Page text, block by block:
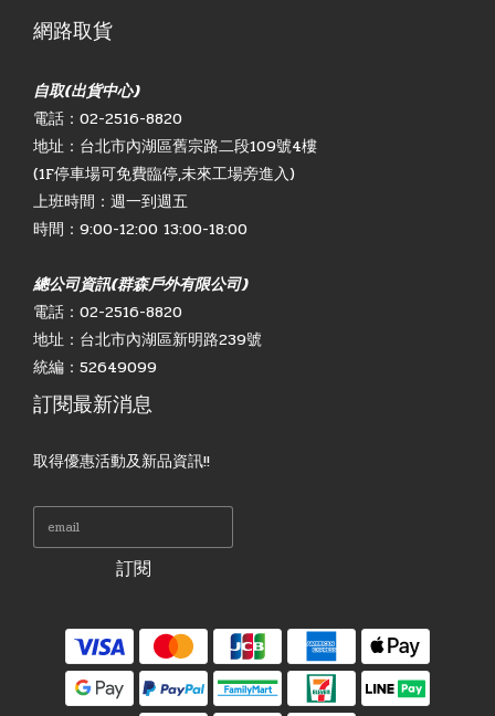
網路取貨
自取(出貨中心)
電話：02-2516-8820
地址：台北市內湖區舊宗路二段109號4樓
(1F停車場可免費臨停,未來工場旁進入)
上班時間：週一到週五
時間：9:00-12:00 13:00-18:00
總公司資訊(群森戶外有限公司)
電話：02-2516-8820
地址：台北市內湖區新明路239號
統編：52649099
訂閱最新消息
取得優惠活動及新品資訊!!
訂閱